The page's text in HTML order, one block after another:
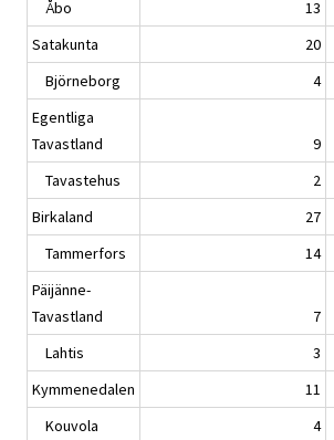
Åbo
13
Satakunta
20
Björneborg
4
Egentliga
Tavastland
9
Tavastehus
2
Birkaland
27
Tammerfors
14
Päijänne-
Tavastland
7
Lahtis
3
Kymmenedalen
11
Kouvola
4